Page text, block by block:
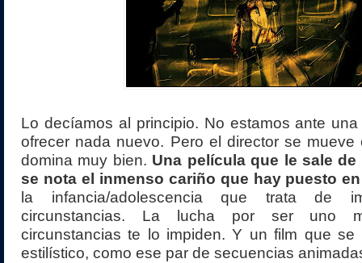
Lo decíamos al principio. No estamos ante
ofrecer nada nuevo. Pero el director se
domina muy bien. Una película que le sale
se nota el inmenso cariño que hay puesto
la infancia/adolescencia que trata de
circunstancias. La lucha por ser uno
circunstancias te lo impiden. Y un film que se
estilístico, como ese par de secuencias